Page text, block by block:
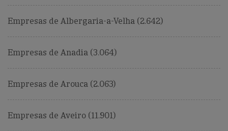
Empresas de Albergaria-a-Velha (2.642)
Empresas de Anadia (3.064)
Empresas de Arouca (2.063)
Empresas de Aveiro (11.901)